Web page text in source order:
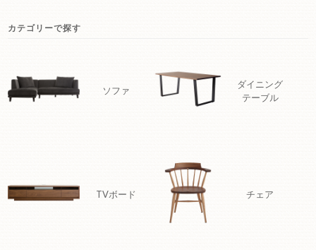
カテゴリーで探す
ソファ
ダイニング
テーブル
TVボード チェア